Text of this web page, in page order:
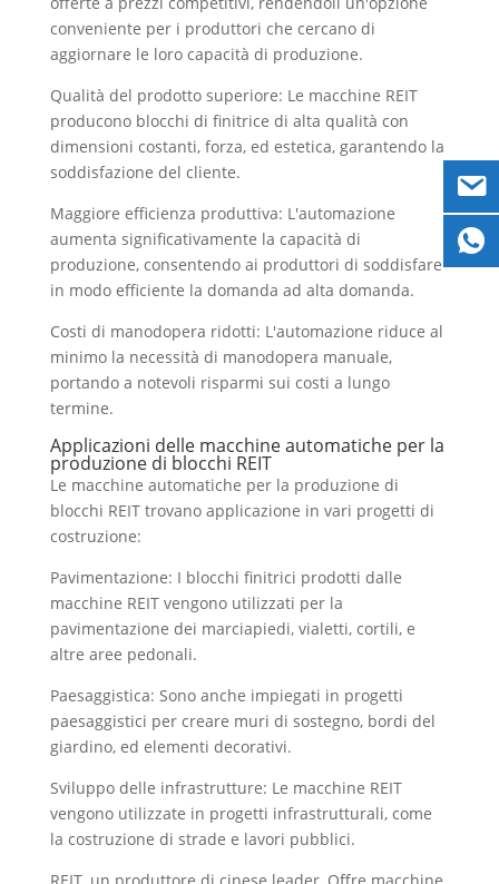
conveniente per i produttori che cercano di
aggiornare le loro capacità di produzione.
Qualità del prodotto superiore: Le macchine REIT
producono blocchi di finitrice di alta qualità con
dimensioni costanti, forza, ed estetica, garantendo la
soddisfazione del cliente.
Maggiore efficienza produttiva: L'automazione
aumenta significativamente la capacità di
produzione, consentendo ai produttori di soddisfare
in modo efficiente la domanda ad alta domanda.
Costi di manodopera ridotti: L'automazione riduce al
minimo la necessità di manodopera manuale,
portando a notevoli risparmi sui costi a lungo
termine.
Applicazioni delle macchine automatiche per la
produzione di blocchi REIT
Le macchine automatiche per la produzione di
blocchi REIT trovano applicazione in vari progetti di
costruzione:
Pavimentazione: I blocchi finitrici prodotti dalle
macchine REIT vengono utilizzati per la
pavimentazione dei marciapiedi, vialetti, cortili, e
altre aree pedonali.
Paesaggistica: Sono anche impiegati in progetti
paesaggistici per creare muri di sostegno, bordi del
giardino, ed elementi decorativi.
Sviluppo delle infrastrutture: Le macchine REIT
vengono utilizzate in progetti infrastrutturali, come
la costruzione di strade e lavori pubblici.